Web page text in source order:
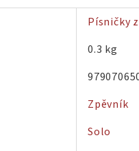
Písničky
0.3 kg
Zpěvník
Solo